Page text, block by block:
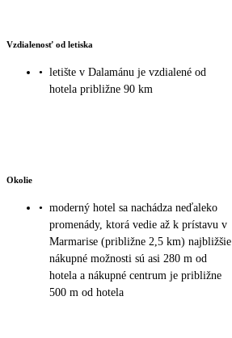
Vzdialenosť od letiska
• letište v Dalamánu je vzdialené od
hotela približne 90 km
Okolie
• moderný hotel sa nachádza neďaleko
promenády, ktorá vedie až k prístavu v
Marmarise (približne 2,5 km) najbližšie
nákupné možnosti sú asi 280 m od
hotela a nákupné centrum je približne
500 m od hotela